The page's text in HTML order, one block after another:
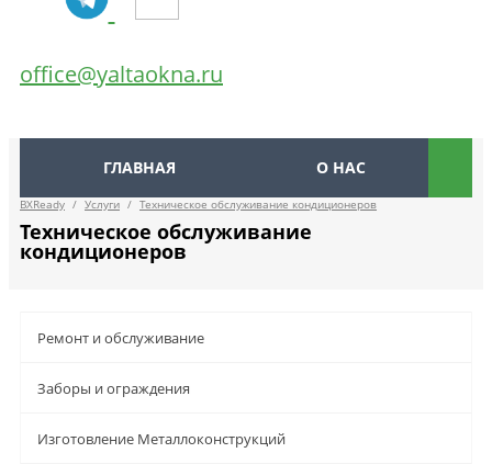
office@yaltaokna.ru
ГЛАВНАЯ О НАС
BXReady / Услуги / Техническое обслуживание кондиционеров
Техническое обслуживание
кондиционеров
Ремонт и обслуживание
Заборы и ограждения
Изготовление Металлоконструкций